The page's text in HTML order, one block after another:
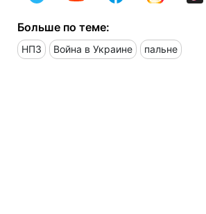
Больше по теме:
НПЗ Война в Украине пальне